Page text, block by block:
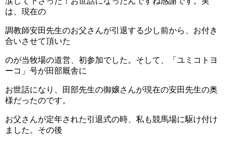
は、現在の
調教師安田先生のお父さんが引退する少し前から、お付き
合いさせて頂いた
のが当牧場の道営、初参加でした。そして、「ユミコトヨ
ーコ」号が田部厩舎に
お世話になり、田部先生の御嬢さんが現在の安田先生の奥
様だったのです。
お父さんが定年された引退式の時、私も競馬場に駆け付け
ました。その後